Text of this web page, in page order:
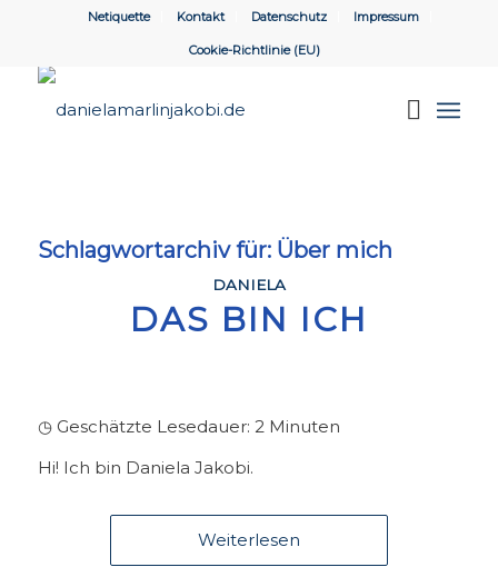
Netiquette Kontakt Datenschutz Impressum
Cookie-Richtlinie (EU)
Schlagwortarchiv für: Über mich
DANIELA
DAS BIN ICH
◷ Geschätzte Lesedauer: 2 Minuten
Hi! Ich bin Daniela Jakobi.
Weiterlesen